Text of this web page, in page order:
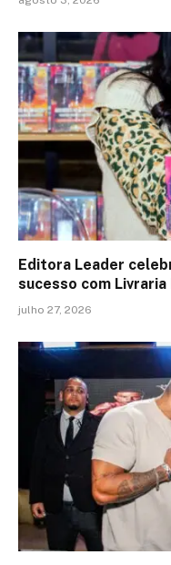
Editora Leader
sucesso com
julho 27, 2026